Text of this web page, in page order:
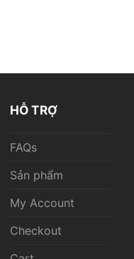
HỖ TRỢ
FAQs
Sản phẩm
My Account
Checkout